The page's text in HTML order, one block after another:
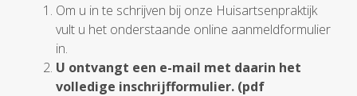
Om u in te schrijven bij onze Huisartsenpraktijk
vult u het onderstaande online aanmeldformulier
in.
U ontvangt een e-mail met daarin het
volledige inschrijfformulier. (pdf